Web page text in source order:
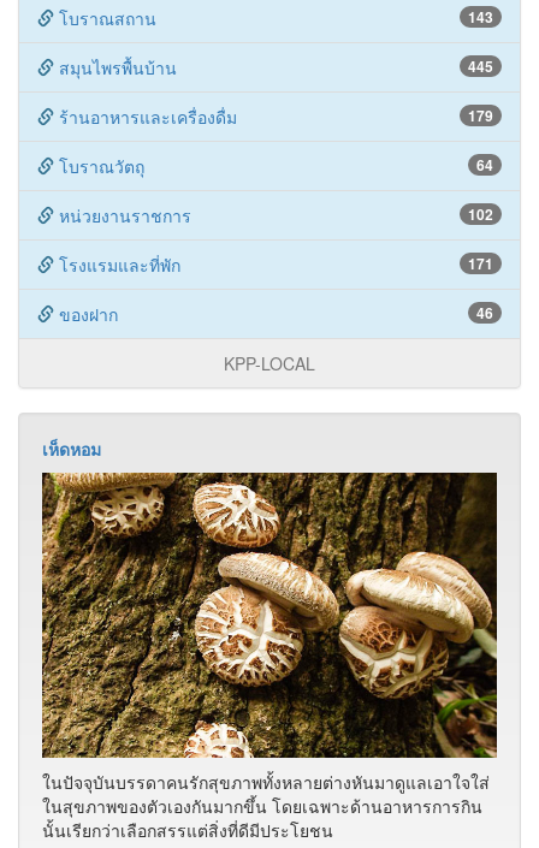
เห็ดหอม
ในปัจจุบันบรรดาคนรักสุขภาพทั้งหลายต่างหันมาดูแลเอาใจใส่
นั้นเรียกว่าเลือกสรรแต่สิ่งที่ดีมีประโยชน
ภูมิปัญญาการแต่งกาย : ลีซอ
ลีซูเป็นกลุ่มชาติพันธุ์ที่จัดอยู่ในกลุ่มธิเบต-พม่า ของชนชาติ
โลโล ถิ่นกำเนิดดั้งเดิมของชนเผ่าลีซูอยู่บริเวณต้นน้ำโขงและ
แม่น้ำสาละวิน อยู่เหนือหุบเขา
มะกอกน้ํา